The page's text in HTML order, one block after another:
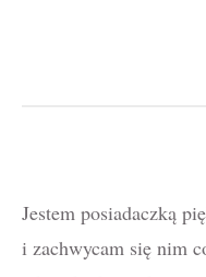
Jestem posiadaczką
i zachwycam się nim